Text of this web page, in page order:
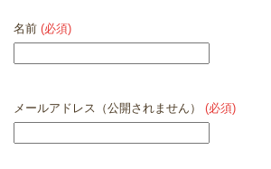
名前 (必須)
メールアドレス（公開されません） (必須)